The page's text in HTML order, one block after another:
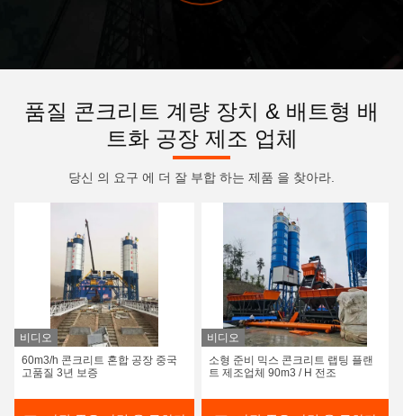
품질 콘크리트 계량 장치 & 배트형 배
트화 공장 제조 업체
당신 의 요구 에 더 잘 부합 하는 제품 을 찾아라.
비디오
60m3/h 콘크리트 혼합 공장 중국
고품질 3년 보증
비디오
소형 준비 믹스 콘크리트 랩팅 플랜
트 제조업체 90m3 / H 전조